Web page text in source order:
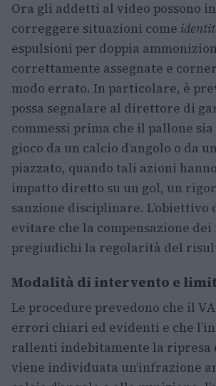
Ora gli addetti al video possono
correggere situazioni come
espulsioni per doppia
correttamente assegnate e
modo errato. In particolare, è
possa segnalare al direttore di
commessi prima che il pallone sia
gioco da un calcio d’angolo o da
piazzato, quando tali azioni
impatto diretto su un gol, un
sanzione disciplinare. L’obiettivo
evitare che la compensazione
pregiudichi la regolarità del
Modalità di intervento e
Le procedure prevedono che il
errori chiari ed evidenti e che
rallenti indebitamente la ripresa
viene individuata un’infrazione